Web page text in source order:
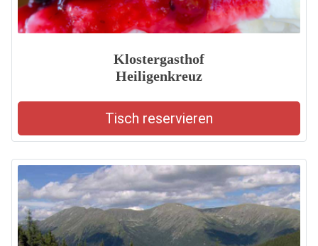
Klostergasthof
Heiligenkreuz
Tisch reservieren